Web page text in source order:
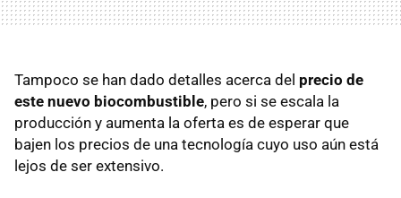
Tampoco se han dado detalles acerca del precio de
este nuevo biocombustible, pero si se escala la
producción y aumenta la oferta es de esperar que
bajen los precios de una tecnología cuyo uso aún está
lejos de ser extensivo.